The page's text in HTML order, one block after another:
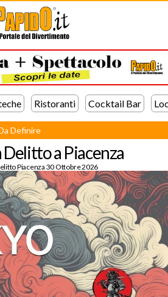
Ristoranti Cocktail Bar
Definire
Delitto a Piacenza
Piacenza 30 Ottobre 2026